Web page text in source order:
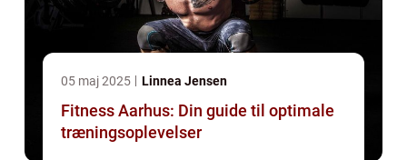
05 maj 2025 Linnea Jensen
Fitness Aarhus: Din guide til optimale
træningsoplevelser